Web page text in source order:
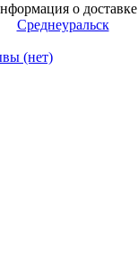
о доставке
Среднеуральск
(нет)